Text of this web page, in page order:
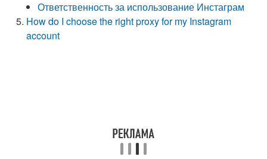
Ответственность за использование Инстаграм
How do I choose the right proxy for my Instagram
account